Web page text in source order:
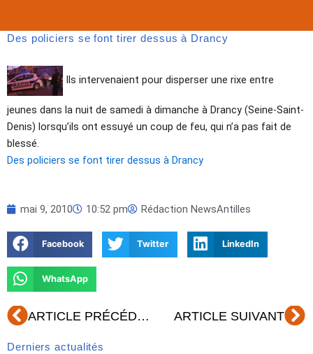
Des policiers se font tirer dessus à Drancy
Ils intervenaient pour disperser une rixe entre
jeunes dans la nuit de samedi à dimanche à Drancy (Seine-Saint-
Denis) lorsqu’ils ont essuyé un coup de feu, qui n’a pas fait de
blessé.
Des policiers se font tirer dessus à Drancy
mai 9, 2010 10:52 pm Rédaction NewsAntilles
Facebook Twitter LinkedIn
WhatsApp
Précédent ARTICLE PRÉCÉDENT ARTICLE SUIVANT
Derniers actualités